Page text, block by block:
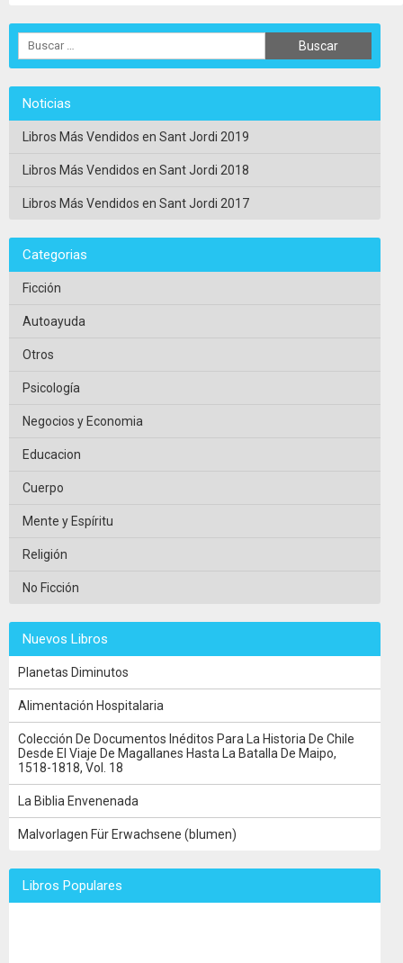
Noticias
Libros Más Vendidos en Sant Jordi 2019
Libros Más Vendidos en Sant Jordi 2018
Libros Más Vendidos en Sant Jordi 2017
Categorias
Ficción
Autoayuda
Otros
Psicología
Negocios y Economia
Educacion
Cuerpo
Mente y Espíritu
Religión
No Ficción
Nuevos Libros
Planetas Diminutos
Alimentación Hospitalaria
Colección De Documentos Inéditos Para La Historia De Chile
Desde El Viaje De Magallanes Hasta La Batalla De Maipo,
1518-1818, Vol. 18
La Biblia Envenenada
Malvorlagen Für Erwachsene (blumen)
Libros Populares